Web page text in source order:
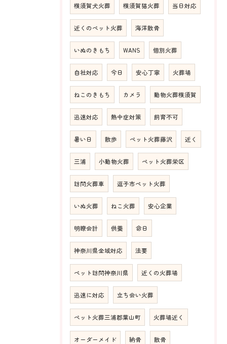
横須賀犬火葬 横須賀猫火葬 当日対応
近くのペット火葬 海洋散骨
いぬのきもち WANS 個別火葬
自社対応 今日 安心丁寧 火葬場
ねこのきもち カメラ 動物火葬横須賀
迅速対応 熱中症対策 飼育不可
暑い日 散歩 ペット火葬藤沢 近く
三浦 小動物火葬 ペット火葬栄区
訪問火葬車 逗子市ペット火葬
いぬ火葬 ねこ火葬 安心企業
明瞭会計 供養 命日
神奈川県全域対応 法要
ペット訪問神奈川県 近くの火葬場
迅速に対応 立ち会い火葬
ペット火葬三浦郡葉山町 火葬場近く
オーダーメイド 納骨 散骨